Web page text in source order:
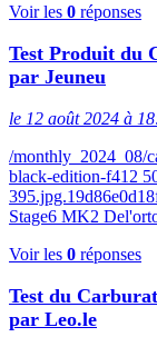
Voir les 0 réponses
Test Produit du
par Jeuneu
le 12 août 2024 à
/monthly_2024_08/
black-edition-f412
Stage6 MK2
Voir les 0 réponses
Test du
par Leo.le